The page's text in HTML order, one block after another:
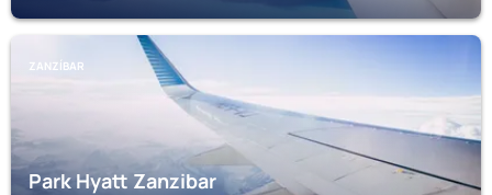
ZANZÍBAR
Park Hyatt Zanzibar